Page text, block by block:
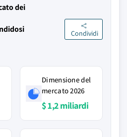
dei
Condividi
Dimensione del
mercato 2026
$ 1,2 miliardi